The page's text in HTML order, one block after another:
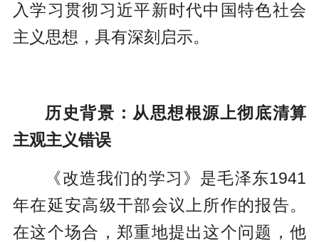
入学习贯彻习近平新时代中国特色社会
主义思想，具有深刻启示。
历史背景：从思想根源上彻底清算
主观主义错误
《改造我们的学习》是毛泽东1941
年在延安高级干部会议上所作的报告。
在这个场合，郑重地提出这个问题，他